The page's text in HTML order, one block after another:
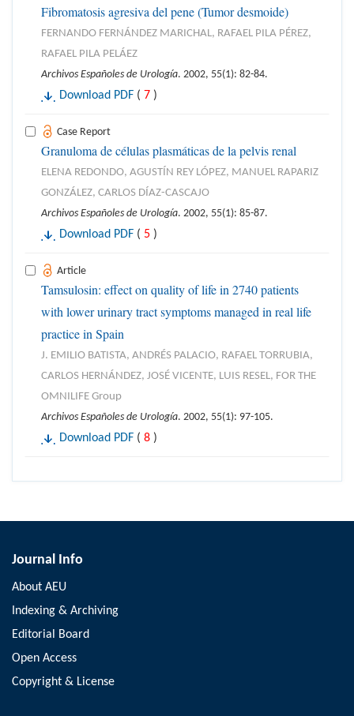
Fibromatosis agresiva del pene (Tumor desmoide)
FERNANDO FERNÁNDEZ MARICHAL, RAFAEL PILA PÉREZ,
RAFAEL PILA PELÁEZ
Archivos Españoles de Urología. 2002, 55(1): 82-84.
Download PDF ( 7 )
Case Report
Granuloma de células plasmáticas de la pelvis renal
ELENA REDONDO, AGUSTÍN REY LÓPEZ, MANUEL RAPARIZ
GONZÁLEZ, CARLOS DÍAZ-CASCAJO
Archivos Españoles de Urología. 2002, 55(1): 85-87.
Download PDF ( 5 )
Article
Tamsulosin: effect on quality of life in 2740 patients
with lower urinary tract symptoms managed in real life
practice in Spain
J. EMILIO BATISTA, ANDRÉS PALACIO, RAFAEL TORRUBIA,
CARLOS HERNÁNDEZ, JOSÉ VICENTE, LUIS RESEL, FOR THE
OMNILIFE Group
Archivos Españoles de Urología. 2002, 55(1): 97-105.
Download PDF ( 8 )
Journal Info
About AEU
Indexing & Archiving
Editorial Board
Open Access
Copyright & License